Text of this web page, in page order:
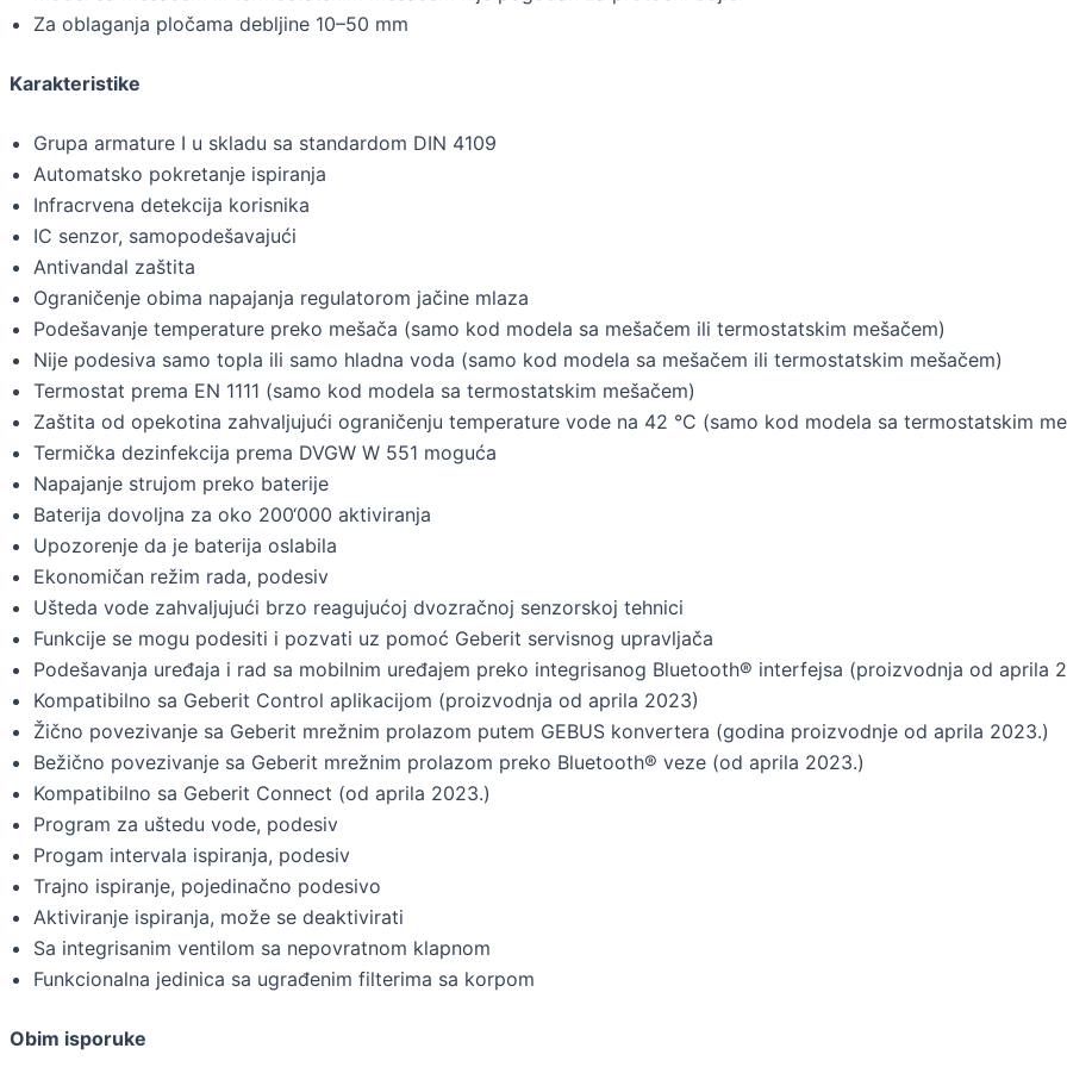
Za oblaganja pločama debljine 10–50 mm
Karakteristike
Grupa armature I u skladu sa standardom DIN 4109
Automatsko pokretanje ispiranja
Infracrvena detekcija korisnika
IC senzor, samopodešavajući
Antivandal zaštita
Ograničenje obima napajanja regulatorom jačine mlaza
Podešavanje temperature preko mešača (samo kod modela sa mešačem ili termostatskim mešačem)
Nije podesiva samo topla ili samo hladna voda (samo kod modela sa mešačem ili termostatskim mešačem)
Termostat prema EN 1111 (samo kod modela sa termostatskim mešačem)
Zaštita od opekotina zahvaljujući ograničenju temperature vode na 42 °C (samo kod modela sa termostatskim
Termička dezinfekcija prema DVGW W 551 moguća
Napajanje strujom preko baterije
Baterija dovoljna za oko 200‘000 aktiviranja
Upozorenje da je baterija oslabila
Ekonomičan režim rada, podesiv
Ušteda vode zahvaljujući brzo reagujućoj dvozračnoj senzorskoj tehnici
Funkcije se mogu podesiti i pozvati uz pomoć Geberit servisnog upravljača
Podešavanja uređaja i rad sa mobilnim uređajem preko integrisanog Bluetooth® interfejsa (proizvodnja od aprila
Kompatibilno sa Geberit Control aplikacijom (proizvodnja od aprila 2023)
Žično povezivanje sa Geberit mrežnim prolazom putem GEBUS konvertera (godina proizvodnje od aprila 2023.)
Bežično povezivanje sa Geberit mrežnim prolazom preko Bluetooth® veze (od aprila 2023.)
Kompatibilno sa Geberit Connect (od aprila 2023.)
Program za uštedu vode, podesiv
Progam intervala ispiranja, podesiv
Trajno ispiranje, pojedinačno podesivo
Aktiviranje ispiranja, može se deaktivirati
Sa integrisanim ventilom sa nepovratnom klapnom
Funkcionalna jedinica sa ugrađenim filterima sa korpom
Obim isporuke